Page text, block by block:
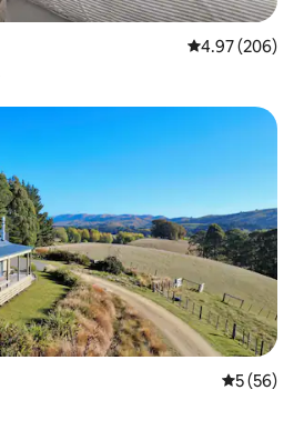
平均评分 4.97
4.97 (206)
平均评分
5 (56)